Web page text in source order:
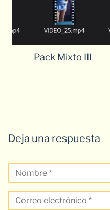
Pack Mixto III
Deja una respuesta